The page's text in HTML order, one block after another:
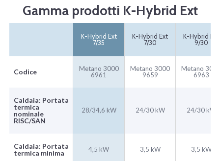
Gamma prodotti K-Hybrid Ext
K-Hybrid Ext
7/35
K-Hybrid Ext
7/30
K-Hybrid Ext
9/30
Codice
Metano 3000
6961
Metano 3000
9659
Metano
6963
Caldaia: Portata
termica
nominale
RISC/SAN
28/34,6 kW 24/30 kW 24/30 kW
Caldaia: Portata
termica minima
4,5 kW 3,5 kW 3,5 kW